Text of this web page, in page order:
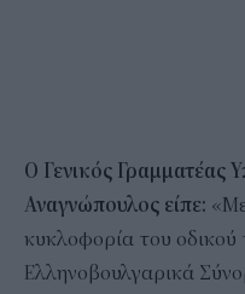
Ο Γενικός Γραμματέας
Αναγνώπουλος είπε:
κυκλοφορία του
Ελληνοβουλγαρικά